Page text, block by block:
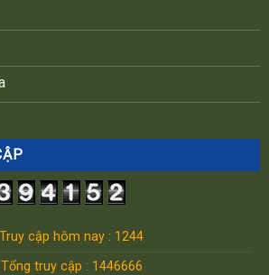
Truy cập hôm nay : 1244
Tổng truy cập : 1446666